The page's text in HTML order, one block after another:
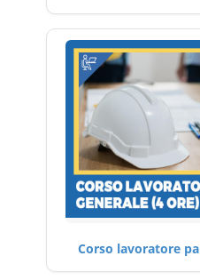
Corso lavoratore